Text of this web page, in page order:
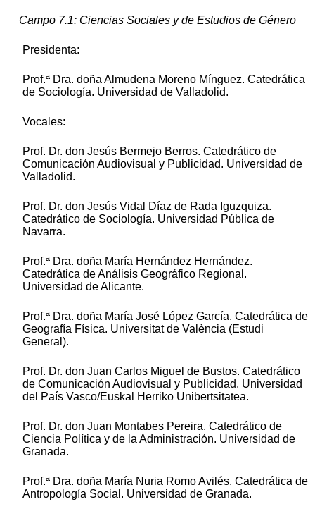
Campo 7.1: Ciencias Sociales y de Estudios de Género
Presidenta:
Prof.ª Dra. doña Almudena Moreno Mínguez. Catedrática
de Sociología. Universidad de Valladolid.
Vocales:
Prof. Dr. don Jesús Bermejo Berros. Catedrático de
Comunicación Audiovisual y Publicidad. Universidad de
Valladolid.
Prof. Dr. don Jesús Vidal Díaz de Rada Iguzquiza.
Catedrático de Sociología. Universidad Pública de
Navarra.
Prof.ª Dra. doña María Hernández Hernández.
Catedrática de Análisis Geográfico Regional.
Universidad de Alicante.
Prof.ª Dra. doña María José López García. Catedrática de
Geografía Física. Universitat de València (Estudi
General).
Prof. Dr. don Juan Carlos Miguel de Bustos. Catedrático
de Comunicación Audiovisual y Publicidad. Universidad
del País Vasco/Euskal Herriko Unibertsitatea.
Prof. Dr. don Juan Montabes Pereira. Catedrático de
Ciencia Política y de la Administración. Universidad de
Granada.
Prof.ª Dra. doña María Nuria Romo Avilés. Catedrática de
Antropología Social. Universidad de Granada.